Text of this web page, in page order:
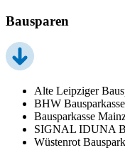
Bausparen
Alte Leipziger
BHW
Bausparkasse
SIGNAL IDUNA
Wüstenrot